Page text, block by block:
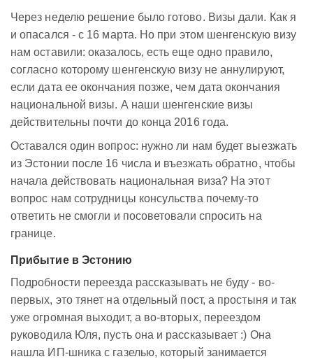
Через неделю решение было готово. Визы дали. Как я
и опасался - с 16 марта. Но при этом шенгенскую визу
нам оставили: оказалось, есть еще одно правило,
согласно которому шенгенскую визу не аннулируют,
если дата ее окончания позже, чем дата окончания
национальной визы. А наши шенгенские визы
действительны почти до конца 2016 года.
Оставался один вопрос: нужно ли нам будет выезжать
из Эстонии после 16 числа и въезжать обратно, чтобы
начала действовать национальная виза? На этот
вопрос нам сотрудницы консульства почему-то
ответить не смогли и посоветовали спросить на
границе.
Прибытие в Эстонию
Подробности переезда рассказывать не буду - во-
первых, это тянет на отдельный пост, а простыня и так
уже огромная выходит, а во-вторых, переездом
руководила Юля, пусть она и рассказывает :) Она
нашла ИП-шника с газелью, который занимается